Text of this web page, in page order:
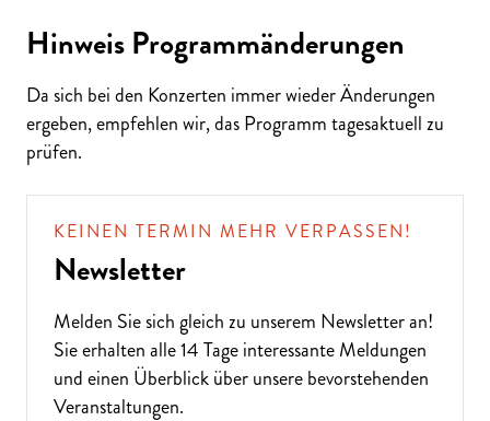
Hinweis Programmänderungen
Da sich bei den Konzerten immer wieder Änderungen
ergeben, empfehlen wir, das Programm tagesaktuell zu
prüfen.
KEINEN TERMIN MEHR VERPASSEN!
Newsletter
Melden Sie sich gleich zu unserem Newsletteran!
Sie erhalten alle 14 Tage interessante Meldungen
und einen Überblick über unsere bevorstehenden
Veranstaltungen.